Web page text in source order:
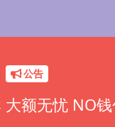
公告
大额无忧 NO